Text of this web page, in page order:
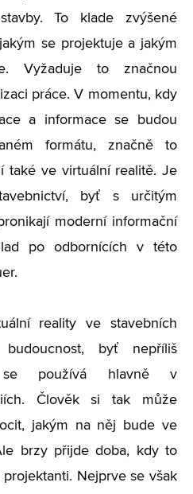
To klade zvýšené
se projektuje a jakým
Vyžaduje to značnou
práce. V momentu, kdy
a informace se budou
formátu, značně to
také ve virtuální realitě. Je
byť s určitým
moderní informační
po odbornících v této
reality ve stavebních
byť nepříliš
se používá hlavně v
Člověk si tak může
jakým na něj bude ve
brzy přijde doba, kdy to
Nejprve se však